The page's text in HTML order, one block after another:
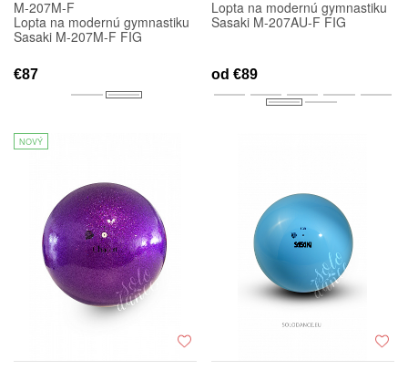
M-207M-F
Lopta na modernú gymnastiku
Sasaki M-207M-F FIG
€87
Lopta na modernú gymnastiku
Sasaki M-207AU-F FIG
od €89
NOVÝ